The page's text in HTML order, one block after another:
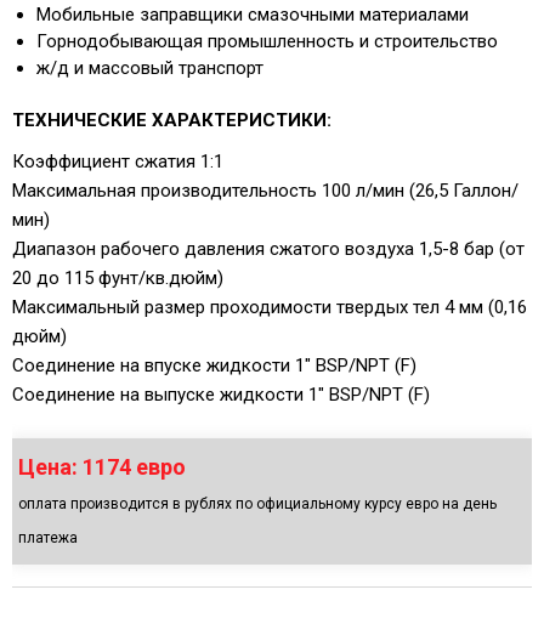
Мобильные заправщики смазочными материалами
Горнодобывающая промышленность и строительство
ж/д и массовый транспорт
ТЕХНИЧЕСКИЕ ХАРАКТЕРИСТИКИ:
Коэффициент сжатия 1:1
Максимальная производительность 100 л/мин (26,5 Галлон/
мин)
Диапазон рабочего давления сжатого воздуха 1,5-8 бар (от
20 до 115 фунт/кв.дюйм)
Максимальный размер проходимости твердых тел 4 мм (0,16
дюйм)
Соединение на впуске жидкости 1" BSP/NPT (F)
Cоединение на выпуске жидкости 1" BSP/NPT (F)
Цена: 1174 евро
оплата производится в рублях по официальному курсу евро на день
платежа